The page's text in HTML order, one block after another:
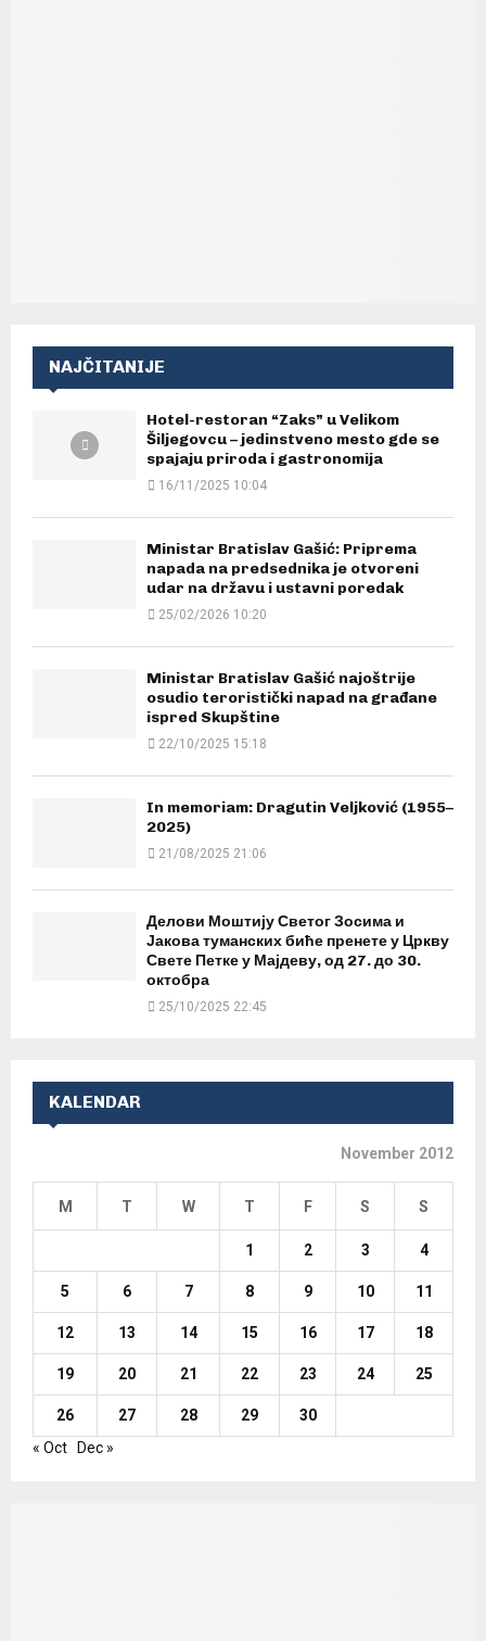
NAJČITANIJE
Hotel-restoran “Zaks” u Velikom
Šiljegovcu – jedinstveno mesto gde se
spajaju priroda i gastronomija
16/11/2025 10:04
Ministar Bratislav Gašić: Priprema
napada na predsednika je otvoreni
udar na državu i ustavni poredak
25/02/2026 10:20
Ministar Bratislav Gašić najoštrije
osudio teroristički napad na građane
ispred Skupštine
22/10/2025 15:18
In memoriam: Dragutin Veljković (1955–
2025)
21/08/2025 21:06
Делови Моштију Светог Зосима и
Јакова туманских биће пренете у Цркву
Свете Петке у Мајдеву, од 27. до 30.
октобра
25/10/2025 22:45
KALENDAR
November 2012
M T W T F S S
1 2 3 4
5 6 7 8 9 10 11
12 13 14 15 16 17 18
19 20 21 22 23 24 25
26 27 28 29
30
« Oct
Dec »